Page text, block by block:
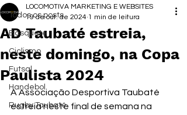
Todos os posts
Basquete
Ciclismo
Futsal
Handebol
Rugby Taubaté
AD Taubaté estreia,
neste domingo, na Copa
Paulista 2024
LOCOMOTIVA MARKETING E WEBSITES
19 de out. de 2024 1 min de leitura
A Associação Desportiva Taubaté
estreia neste final de semana na